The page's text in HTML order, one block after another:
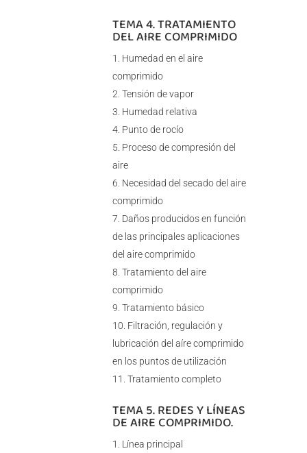
TEMA 4. TRATAMIENTO
DEL AIRE COMPRIMIDO
Humedad en el aire
comprimido
Tensión de vapor
Humedad relativa
Punto de rocío
Proceso de compresión del
aire
Necesidad del secado del aire
comprimido
Daños producidos en función
de las principales aplicaciones
del aire comprimido
Tratamiento del aire
comprimido
Tratamiento básico
Filtración, regulación y
lubricación del aíre comprimido
en los puntos de utilización
Tratamiento completo
TEMA 5. REDES Y LÍNEAS
DE AIRE COMPRIMIDO.
Línea principal